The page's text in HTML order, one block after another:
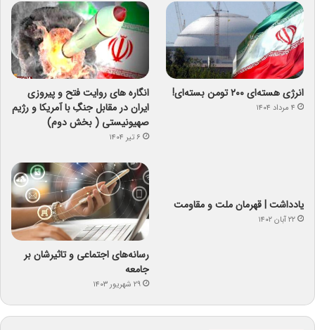
انرژی هسته‌ای ۲۰۰ تومن بسته‌ای!
۴ مرداد ۱۴۰۴
انگاره های روایت فتح و پیروزی
ایران در مقابل جنگِ با آمریکا و رژیم
صهیونیستی ( بخش دوم)
۶ تیر ۱۴۰۴
یادداشت | قهرمان ملت و مقاومت
۲۲ آبان ۱۴۰۲
رسانه‌های اجتماعی و تاثیرشان بر
جامعه
۲۹ شهریور ۱۴۰۳